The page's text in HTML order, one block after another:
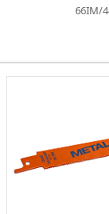
66IM/